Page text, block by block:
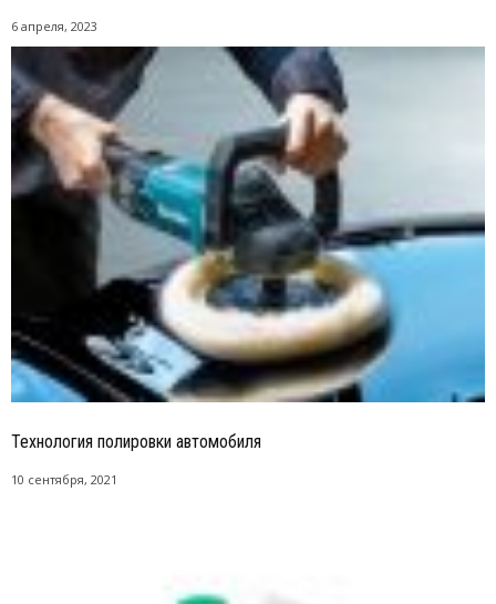
6 апреля, 2023
Технология полировки автомобиля
10 сентября, 2021